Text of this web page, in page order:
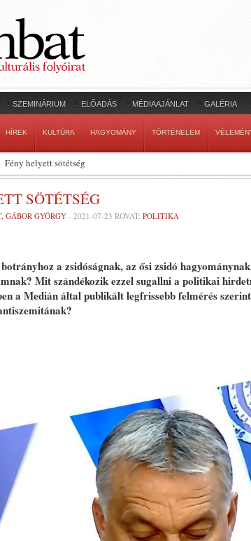
SZEMINÁRIUM ELŐADÁS MÉDIAAJÁNLAT GALÉRIA
HÍREK KULTÚRA HAGYOMÁNY TÖRTÉNELEM
Fény helyett sötétség
SÖTÉTSÉG
GÁBOR GYÖRGY- 2021-07-23 ROVAT: POLITIKA
a zsidóságnak, az ősi zsidó
Mit szándékozik ezzel sugallni a politikai
a Medián által publikált legfrissebb felmérés